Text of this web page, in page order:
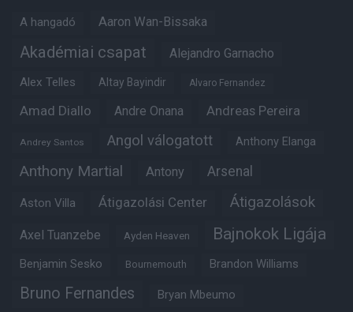
A hangadó Aaron Wan-Bissaka
Akadémiai csapat Alejandro Garnacho
Alex Telles Altay Bayindir Alvaro Fernandez
Amad Diallo Andre Onana Andreas Pereira
Andrey Santos Angol válogatott Anthony Elanga
Anthony Martial Antony Arsenal
Aston Villa Átigazolási Center Átigazolások
Axel Tuanzebe Ayden Heaven Bajnokok Ligája
Benjamin Sesko Bournemouth Brandon Williams
Bruno Fernandes Bryan Mbeumo